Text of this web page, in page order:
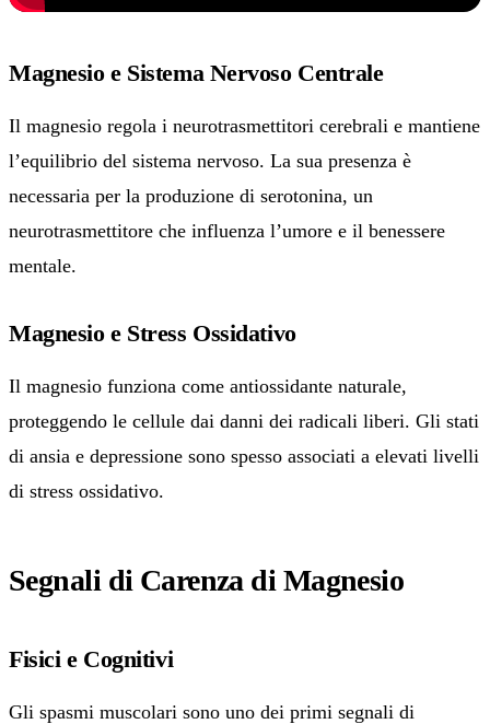
Magnesio e Sistema Nervoso Centrale
Il magnesio regola i neurotrasmettitori cerebrali e mantiene
l’equilibrio del sistema nervoso. La sua presenza è
necessaria per la produzione di serotonina, un
neurotrasmettitore che influenza l’umore e il benessere
mentale.
Magnesio e Stress Ossidativo
Il magnesio funziona come antiossidante naturale,
proteggendo le cellule dai danni dei radicali liberi. Gli stati
di ansia e depressione sono spesso associati a elevati livelli
di stress ossidativo.
Segnali di Carenza di Magnesio
Fisici e Cognitivi
Gli spasmi muscolari sono uno dei primi segnali di